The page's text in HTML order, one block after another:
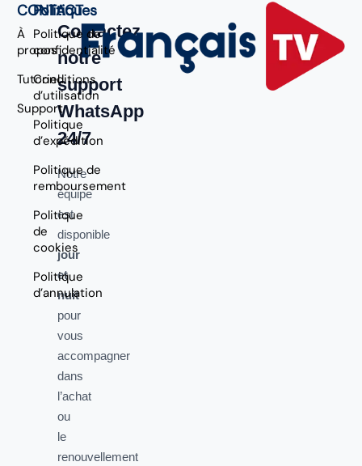
CONTACT
À
propos
Tutoriel
Support
Politiques
Politique de
confidentialité
Conditions
d’utilisation
Politique
d’expédition
Politique de
remboursement
Politique
de
cookies
Politique
d’annulation
Contactez
notre
support
WhatsApp
24/7
Notre
équipe
est
disponible
jour
et
nuit
pour
vous
accompagner
dans
l’achat
ou
le
renouvellement